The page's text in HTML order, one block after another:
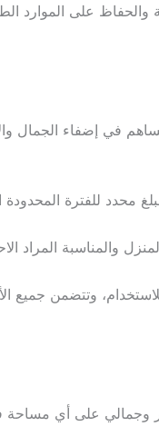
والحفاظ على الموارد
في إضفاء الجمال
محدد للفترة المحدودة
والمناسبة المراد
وتتضمن جميع
وجمالي على أي